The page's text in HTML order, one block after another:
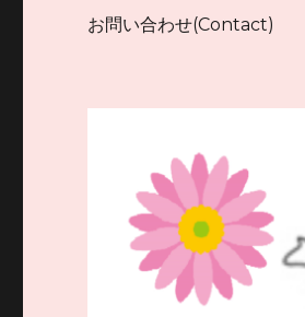
お問い合わせ(Contact)